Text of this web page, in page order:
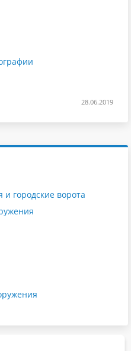
28.06.2019
городские ворота